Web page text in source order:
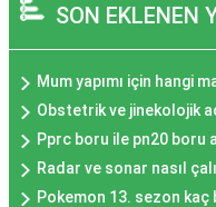
SON EKLENEN
Mum yapımı için hangi
Obstetrik ve jinekolojik
Pprc boru ile pn20 boru
Radar ve sonar nasıl
Pokemon 13. sezon kaç